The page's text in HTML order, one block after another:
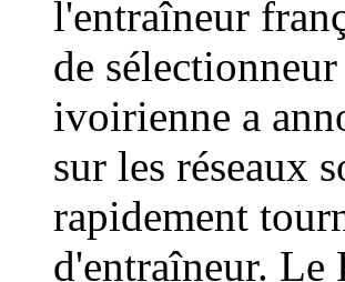
l'entraîneur
de
ivoirienne a
sur les réseaux
rapidement
d'entraîneur. Le